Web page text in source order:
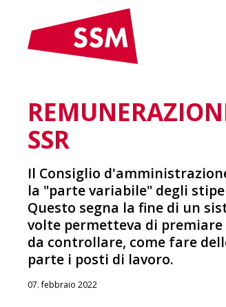
LA
La tua
mondo dei
lavoro
Sconti e
L’SSM
Chi siamo e
SSR
Il Consiglio
la "parte variabile" degli
Questo segna la fine di un
volte permetteva di
da controllare, come fare
parte i posti di lavoro.
07. febbraio 2022